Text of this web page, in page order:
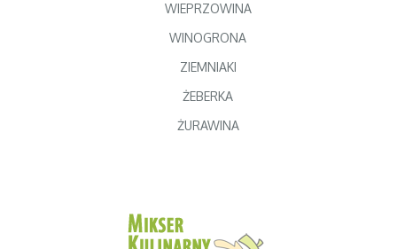
WIEPRZOWINA
WINOGRONA
ZIEMNIAKI
ŻEBERKA
ŻURAWINA